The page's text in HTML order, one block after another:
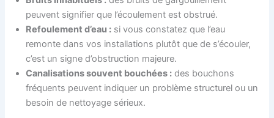
peuvent signifier que l’écoulement est obstrué.
Refoulement d’eau : si vous constatez que l’eau
remonte dans vos installations plutôt que de s’écouler,
c’est un signe d’obstruction majeure.
Canalisations souvent bouchées : des bouchons
fréquents peuvent indiquer un problème structurel ou un
besoin de nettoyage sérieux.